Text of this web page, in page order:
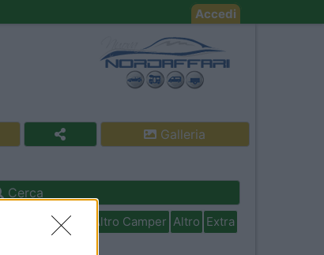
Accedi
Galleria
Cerca
In camper per Altro Camper Altro Extra